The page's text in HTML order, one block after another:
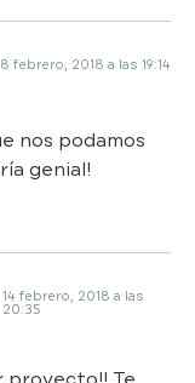
8 febrero, 2018 a las 19:14
nos podamos
genial!
14 febrero, 2018 a las
20:35